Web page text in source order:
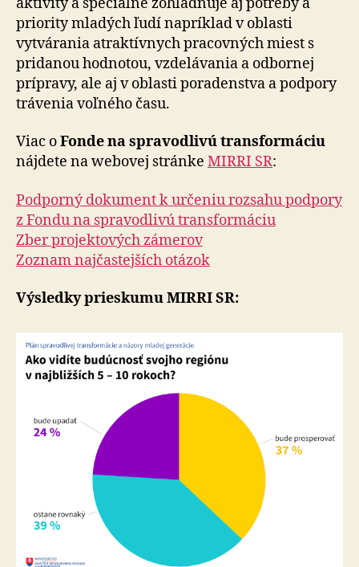
priority mladých ľudí napríklad v oblasti
vytvárania atraktívnych pracovných miest s
pridanou hodnotou, vzdelávania a odbornej
prípravy, ale aj v oblasti poradenstva a podpory
trávenia voľného času.
Viac oFonde na spravodlivú transformáciu
nájdete na webovej stránke MIRRI SR:
Podporný dokument k určeniu rozsahu podpory
z Fondu na spravodlivú transformáciu
Zber projektových zámerov
Zoznam najčastejších otázok
Výsledky prieskumu MIRRI SR: